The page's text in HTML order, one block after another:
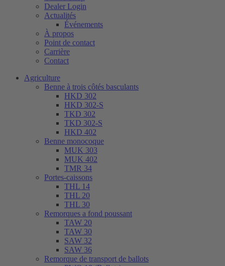
Dealer Login
Actualités
Événements
À propos
Point de contact
Carrière
Contact
Agriculture
Benne à trois côtés basculants
HKD 302
HKD 302-S
TKD 302
TKD 302-S
HKD 402
Benne monocoque
MUK 303
MUK 402
TMR 34
Portes-caissons
THL 14
THL 20
THL 30
Remorques a fond poussant
TAW 20
TAW 30
SAW 32
SAW 36
Remorque de transport de ballots